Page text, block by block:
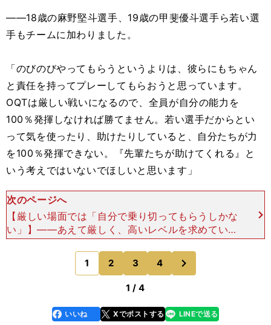
――18歳の麻野堅斗選手、19歳の甲斐優斗選手ら若い選
手もチームに加わりました。
「のびのびやってもらうというよりは、彼らにもちゃん
と責任を持ってプレーしてもらおうと思っています。
OQTは厳しい戦いになるので、全員が自分の能力を
100％発揮しなければ勝てません。若い選手だからとい
って気を使ったり、助けたりしていると、自分たちが力
を100％発揮できない。『先輩たちが助けてくれる』と
いう考えではいないでほしいと思います」
次のページへ
【厳しい場面では「自分で乗り切ってもらうしかな
い」】――あえて厳しく、高いレベルを求めていく
ということでしょうか。「厳しく思われるかもしれ
ませんが、あくまで普通のことです。今はプロ選手
が多くなり、自
1 2 3 4
のページへ
1 / 4
faceboo
k
いいね Xでポストする
line LINEで送る